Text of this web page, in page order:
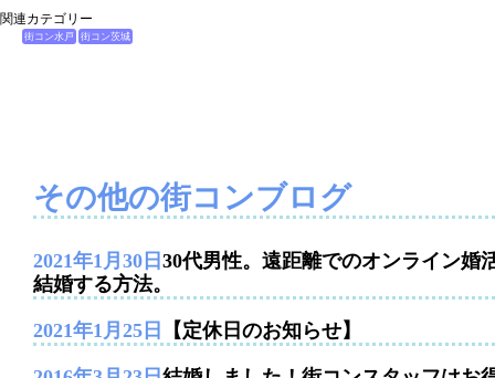
関連カテゴリー
街コン水戸 街コン茨城
その他の街コンブログ
2021年1月30日 30代男性。遠距離でのオンライン婚
結婚する方法。
2021年1月25日 【定休日のお知らせ】